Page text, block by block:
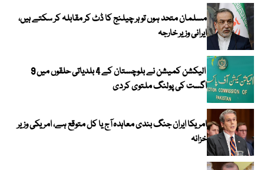
مسلمان متحد ہوں تو ہر چیلنج کا ڈٹ کر مقابلہ کر سکتے ہیں،
ایرانی وزیر خارجہ
الیکشن کمیشن نے بلوچستان کے 4 بلدیاتی حلقوں میں 9
اگست کی پولنگ ملتوی کردی
امریکا ایران جنگ بندی معاہدہ آج یا کل متوقع ہے، امریکی وزیر
خزانہ